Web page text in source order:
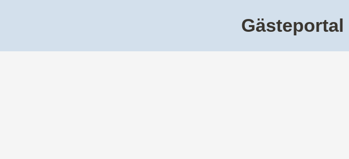
Gästeportal